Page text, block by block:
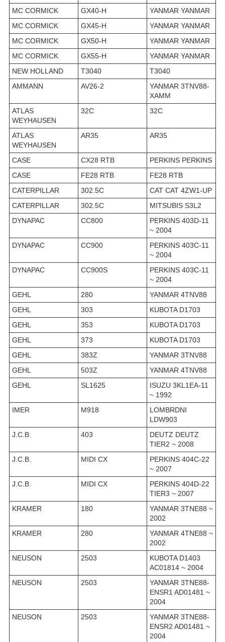
MC CORMICK
GX40-H
YANMAR YANMAR
MC CORMICK
GX45-H
YANMAR YANMAR
MC CORMICK
GX50-H
YANMAR YANMAR
MC CORMICK
GX55-H
YANMAR YANMAR
NEW HOLLAND
T3040
T3040
AMMANN
AV26-2
YANMAR 3TNV88-
XAMM
ATLAS
WEYHAUSEN
32C 32C
ATLAS
WEYHAUSEN
AR35 AR35
CASE CX28 RTB
PERKINS PERKINS
CASE
FE28 RTB
FE28 RTB
CATERPILLAR
302.5C
CAT CAT 4ZW1-UP
CATERPILLAR
302.5C
MITSUBIS S3L2
DYNAPAC
CC800
PERKINS 403D-11
~ 2004
DYNAPAC
CC900
PERKINS 403C-11
~ 2004
DYNAPAC
CC900S
PERKINS 403C-11
~ 2004
GEHL
280
YANMAR 4TNV88
GEHL
303
KUBOTA D1703
GEHL
353
KUBOTA D1703
GEHL
373
KUBOTA D1703
GEHL
383Z
YANMAR 3TNV88
GEHL
503Z
YANMAR 4TNV88
GEHL
SL1625
ISUZU 3KL1EA-11
~ 1992
IMER
M918
LOMBRDNI
LDW903
J.C.B.
403
DEUTZ DEUTZ
TIER2 ~ 2008
J.C.B.
MIDI CX
PERKINS 404C-22
~ 2007
J.C.B.
MIDI CX
PERKINS 404D-22
TIER3 ~ 2007
KRAMER
180
YANMAR 3TNE88 ~
2002
KRAMER
280
YANMAR 4TNE88 ~
2002
NEUSON
2503
KUBOTA D1403
AC01814 ~ 2004
NEUSON
2503
YANMAR 3TNE88-
ENSR1 AD01481 ~
2004
NEUSON
2503
YANMAR 3TNE88-
ENSR2 AD01481 ~
2004